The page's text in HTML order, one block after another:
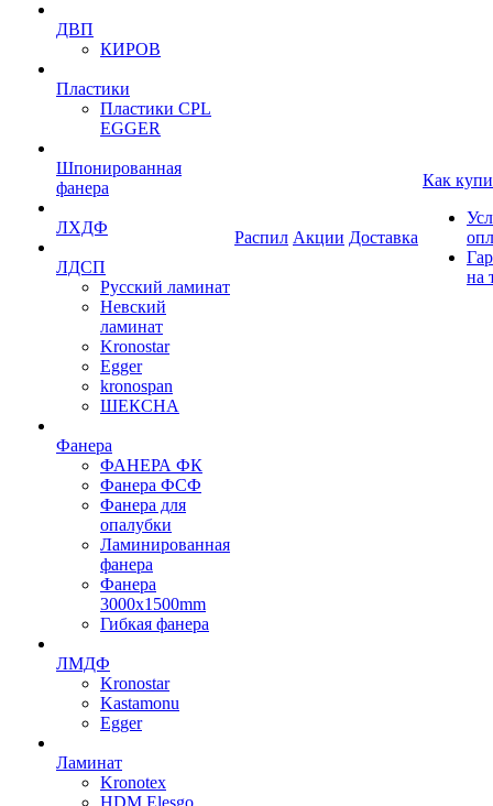
ДВП
КИРОВ
Пластики
Пластики CPL
EGGER
Шпонированная
фанера
ЛХДФ
ЛДСП
Русский ламинат
Невский
ламинат
Kronostar
Egger
kronospan
ШЕКСНА
Фанера
ФАНЕРА ФК
Фанера ФСФ
Фанера для
опалубки
Ламинированная
фанера
Фанера
3000х1500mm
Гибкая фанера
ЛМДФ
Kronostar
Kastamonu
Egger
Ламинат
Kronotex
HDM Elesgo
Распил Акции Доставка
Как
на